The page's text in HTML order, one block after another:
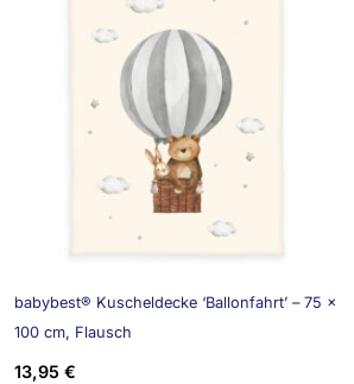
babybest® Kuscheldecke ‘Ballonfahrt’ – 75 x
100 cm, Flausch
13,95 €